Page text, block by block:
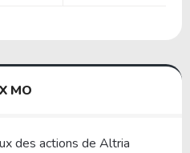
MO
des actions de Altria